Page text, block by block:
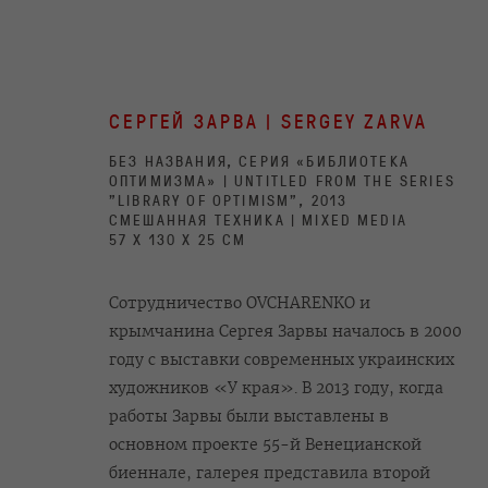
13 NOVEMBER 2020 - 27 JANUARY 2021
СЕРГЕЙ ЗАРВА | SERGEY ZARVA
БЕЗ НАЗВАНИЯ, СЕРИЯ «БИБЛИОТЕКА
ОПТИМИЗМА» | UNTITLED FROM THE SERIES
"LIBRARY OF OPTIMISM", 2013
СМЕШАННАЯ ТЕХНИКА | MIXED MEDIA
57 X 130 X 25 СМ
Сотрудничество OVCHARENKO и
крымчанина Сергея Зарвы началось в 2000
году с выставки современных украинских
художников «У края». В 2013 году, когда
работы Зарвы были выставлены в
основном проекте 55-й Венецианской
биеннале, галерея представила второй